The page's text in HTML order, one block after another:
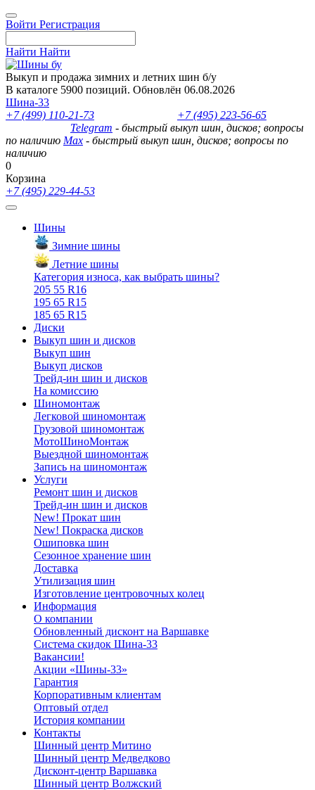
Войти Регистрация
Найти Найти
Выкуп и продажа зимних и летних шин б/у
В каталоге 5900 позиций. Обновлён 06.08.2026
Шина-33
+7 (499) 110-21-73
+7 (495) 223-56-65
Telegram - быстрый выкуп шин, дисков; вопросы
по наличию Max - быстрый выкуп шин, дисков; вопросы по
наличию
0
Корзина
+7 (495) 229-44-53
Шины
Зимние шины
Летние шины
Категория износа, как выбрать шины?
205 55 R16
195 65 R15
185 65 R15
Диски
Выкуп шин и дисков
Выкуп шин
Выкуп дисков
Трейд-ин шин и дисков
На комиссию
Шиномонтаж
Легковой шиномонтаж
Грузовой шиномонтаж
МотоШиноМонтаж
Выездной шиномонтаж
Запись на шиномонтаж
Услуги
Ремонт шин и дисков
Трейд-ин шин и дисков
New! Прокат шин
New! Покраска дисков
Ошиповка шин
Сезонное хранение шин
Доставка
Утилизация шин
Изготовление центровочных колец
Информация
О компании
Обновленный дисконт на Варшавке
Система скидок Шина-33
Вакансии!
Акции «Шины-33»
Гарантия
Корпоративным клиентам
Оптовый отдел
История компании
Контакты
Шинный центр Митино
Шинный центр Медведково
Дисконт-центр Варшавка
Шинный центр Волжский